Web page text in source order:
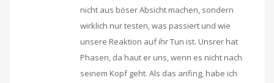
nicht aus böser Absicht machen, sondern
wirklich nur testen, was passiert und wie
unsere Reaktion auf ihr Tun ist. Unsrer hat
Phasen, da haut er uns, wenn es nicht nach
seinem Kopf geht. Als das anfing, habe ich